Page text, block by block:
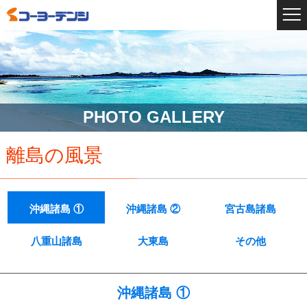
PHOTO GALLERY
離島の風景
沖縄諸島 ① 沖縄諸島 ② 宮古島諸島
八重山諸島 大東島 その他
沖縄諸島 ①